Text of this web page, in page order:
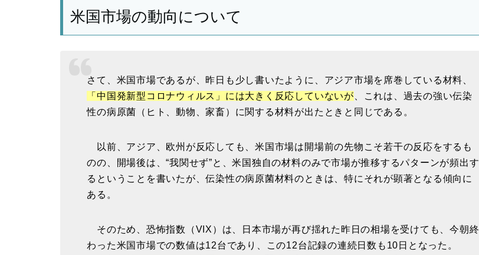
米国市場の動向について
さて、米国市場であるが、昨日も少し書いたように、アジア市場を席巻している材料、
「中国発新型コロナウィルス」には大きく反応していないが 、これは、過去の強い伝染
性の病原菌（ヒト、動物、家畜）に関する材料が出たときと同じである。
以前、アジア、欧州が反応しても、米国市場は開場前の先物こそ若干の反応をするも
のの、開場後は、“我関せず”と、米国独自の材料のみで市場が推移するパターンが頻出す
るということを書いたが、伝染性の病原菌材料のときは、特にそれが顕著となる傾向に
ある。
そのため、恐怖指数（VIX）は、日本市場が再び揺れた昨日の相場を受けても、今朝終
わった米国市場での数値は12台であり、この12台記録の連続日数も10日となった。